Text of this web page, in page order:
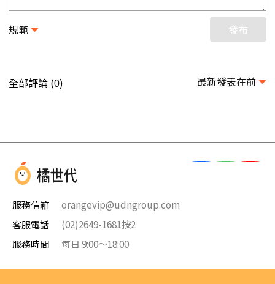
規範 發布
全部評論 (0) 最新發表在前
服務信箱
orangevip@udngroup.com
客服電話
(02)2649-1681按2
服務時間
每日 9:00～18:00